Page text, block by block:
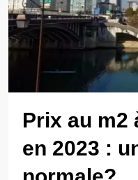
Prix au m2
en 2023 :